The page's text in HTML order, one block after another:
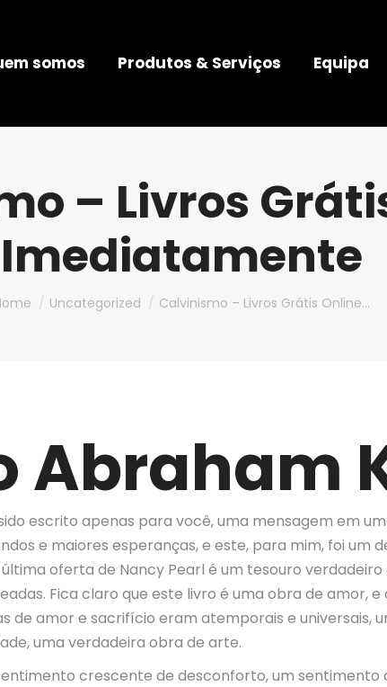
somos Produtos & Serviços Equipa
– Livros
Imediatamente
are here:
Uncategorized Calvinismo – Livros Grátis Online…
Abraham
escrito apenas para você, uma mensagem em
e maiores esperanças, e este, para mim, foi um
oferta de Nancy Pearl é um tesouro
Fica claro que este livro é uma obra de amor,
de amor e sacrifício eram atemporais e
uma verdadeira obra de arte.
crescente de desconforto, um sentimento